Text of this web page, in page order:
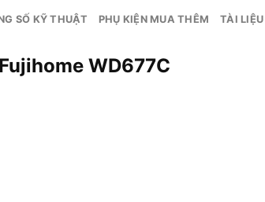
SỐ KỸ THUẬT PHỤ KIỆN MUA THÊM TÀI LIỆU
WD677C